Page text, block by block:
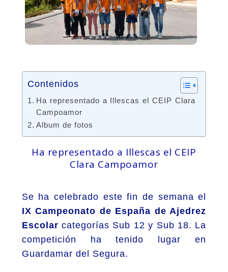
Contenidos
Ha representado a Illescas el CEIP Clara
Campoamor
Album de fotos
Ha representado a Illescas el CEIP
Clara Campoamor
Se ha celebrado este fin de semana el
IX Campeonato de España de Ajedrez
Escolar categorías Sub 12 y Sub 18. La
competición ha tenido lugar en
Guardamar del Segura.